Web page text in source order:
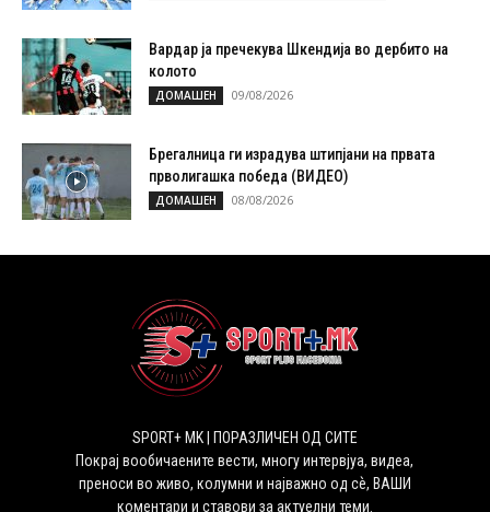
Вардар ја пречекува Шкендија во дербито на
колото
ДОМАШЕН 09/08/2026
Брегалница ги израдува штипјани на првата
прволигашка победа (ВИДЕО)
ДОМАШЕН 08/08/2026
SPORT+ MK | ПОРАЗЛИЧЕН ОД СИТЕ
Покрај вообичаените вести, многу интервјуа, видеа,
преноси во живо, колумни и најважно од сѐ, ВАШИ
коментари и ставови за актуелни теми.